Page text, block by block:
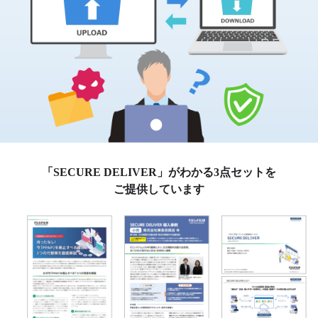
許可しないファイル転送サービスの利用禁止に
グループ全体の内部統制及び管理強化に
大容量ファイルの受け渡しに
重要データの受け渡しに
電子帳票の自動配信による働き方改革＆コスト削減
に
パスワード付Zipファイルの運用の代わりに
ご利用基本プラン
利用規約
FAQ
「SECURE DELIVER」がわかる3点セットを
ご提供しています